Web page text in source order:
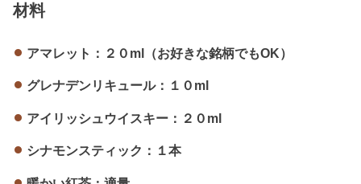
材料
アマレット：２０ml（お好きな銘柄でもOK）
グレナデンリキュール：１０ml
アイリッシュウイスキー：２０ml
シナモンスティック：１本